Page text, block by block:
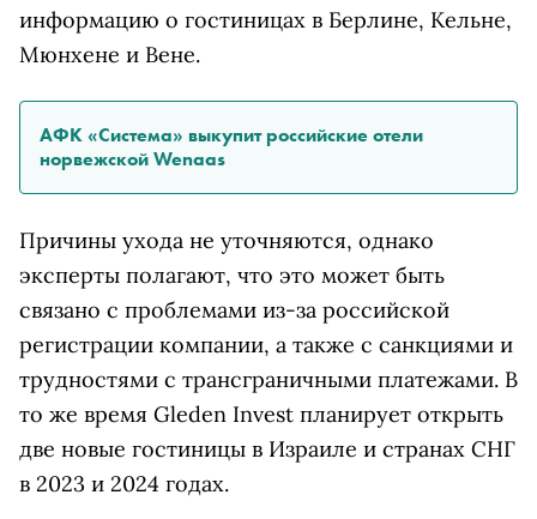
информацию о гостиницах в Берлине, Кельне,
Мюнхене и Вене.
АФК «Система» выкупит российские отели
норвежской Wenaas
Причины ухода не уточняются, однако
эксперты полагают, что это может быть
связано с проблемами из‑за российской
регистрации компании, а также с санкциями и
трудностями с трансграничными платежами. В
то же время Gleden Invest планирует открыть
две новые гостиницы в Израиле и странах СНГ
в 2023 и 2024 годах.